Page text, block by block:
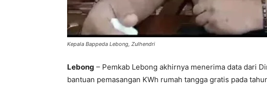
Kepala Bappeda Lebong, Zulhendri
Lebong – Pemkab Lebong akhirnya menerima data dari
bantuan pemasangan KWh rumah tangga gratis pada